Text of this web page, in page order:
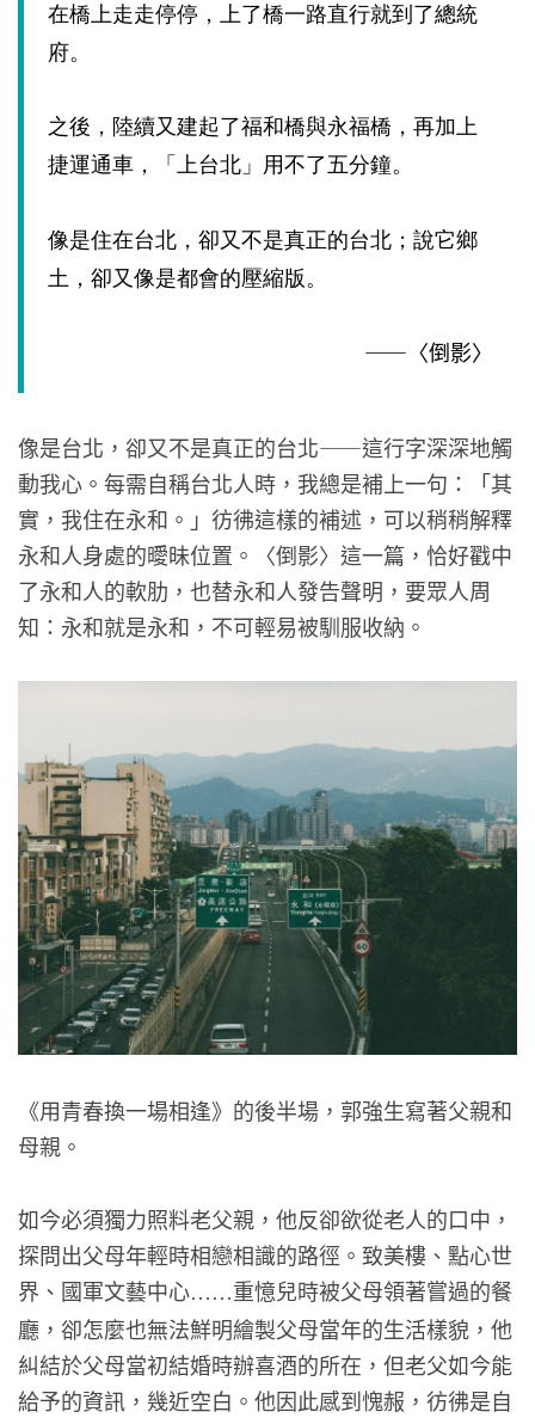
在橋上走走停停，上了橋一路直行就到了總統
府。
之後，陸續又建起了福和橋與永福橋，再加上
捷運通車，「上台北」用不了五分鐘。
像是住在台北，卻又不是真正的台北；說它鄉
土，卻又像是都會的壓縮版。
——〈倒影〉
像是台北，卻又不是真正的台北——這行字深深地觸
動我心。每需自稱台北人時，我總是補上一句：「其
實，我住在永和。」彷彿這樣的補述，可以稍稍解釋
永和人身處的曖昧位置。〈倒影〉這一篇，恰好戳中
了永和人的軟肋，也替永和人發告聲明，要眾人周
知：永和就是永和，不可輕易被馴服收納。
《用青春換一場相逢》的後半場，郭強生寫著父親和
母親。
如今必須獨力照料老父親，他反卻欲從老人的口中，
探問出父母年輕時相戀相識的路徑。致美樓、點心世
界、國軍文藝中心……重憶兒時被父母領著嘗過的餐
廳，卻怎麼也無法鮮明繪製父母當年的生活樣貌，他
糾結於父母當初結婚時辦喜酒的所在，但老父如今能
給予的資訊，幾近空白。他因此感到愧赧，彷彿是自